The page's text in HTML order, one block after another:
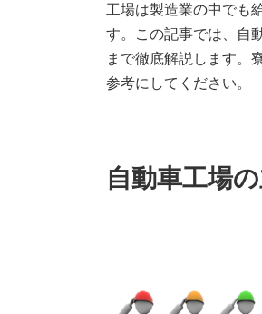
工場は製造業の中でも
す。この記事では、自
まで徹底解説します。
参考にしてください。
自動車工場